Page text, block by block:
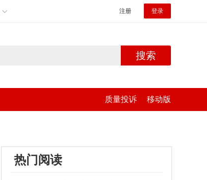
注册 登录
搜索
质量投诉 移动版
热门阅读